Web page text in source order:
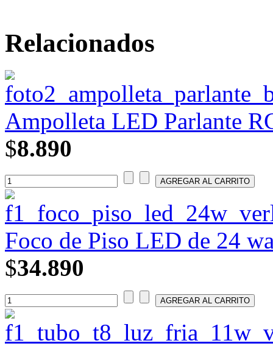
Relacionados
Ampolleta LED Parlante
$8.890
Foco de Piso LED de 24
$34.890